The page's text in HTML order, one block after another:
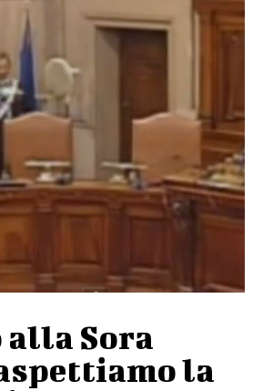
Sora
la